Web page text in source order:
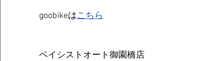
goobikeはこちら
ベイシストオート御園橋店